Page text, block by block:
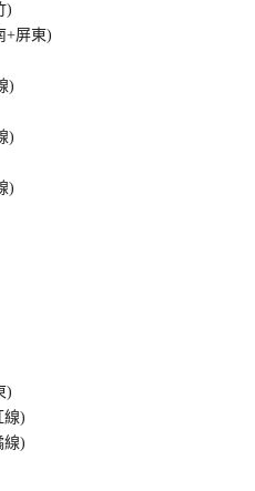
)
+屏東)
)
)
)
)
線)
線)